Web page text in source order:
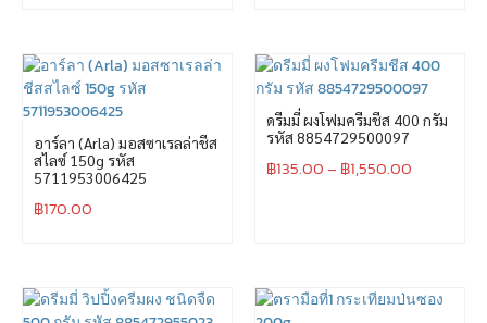
อาร์ลา (Arla) มอสซาเรลล่าชีส
สไลซ์ 150g รหัส
5711953006425
฿170.00
ดรีมมี่ ผงโฟมครีมชีส 400 กรัม
รหัส 8854729500097
฿135.00– ฿1,550.00